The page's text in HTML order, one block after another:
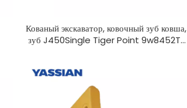
Кованый экскаватор, ковочный зуб ковша,
зуб J450Single Tiger Point 9w8452TL